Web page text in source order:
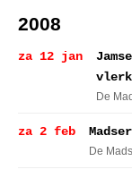
2008
za 12 jan
De
za 2 feb
De